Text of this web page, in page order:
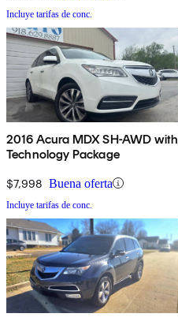
Incluye tarifas de conc.
2016 Acura MDX SH-AWD with
Technology Package
$7,998 Buena oferta
Incluye tarifas de conc.